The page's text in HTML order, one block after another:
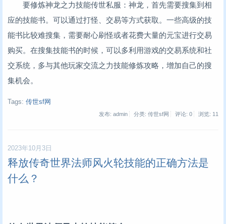
要修炼神龙之力技能传世私服：神龙，首先需要搜集到相
应的技能书。可以通过打怪、交易等方式获取。一些高级的技
能书比较难搜集，需要耐心刷怪或者花费大量的元宝进行交易
购买。在搜集技能书的时候，可以多利用游戏的交易系统和社
交系统，多与其他玩家交流之力技能修炼攻略，增加自己的搜
集机会。
Tags: 传世sf网
发布: admin 分类: 传世sf网 评论: 0 浏览: 11
2023年10月3日
释放传奇世界法师风火轮技能的正确方法是
什么？